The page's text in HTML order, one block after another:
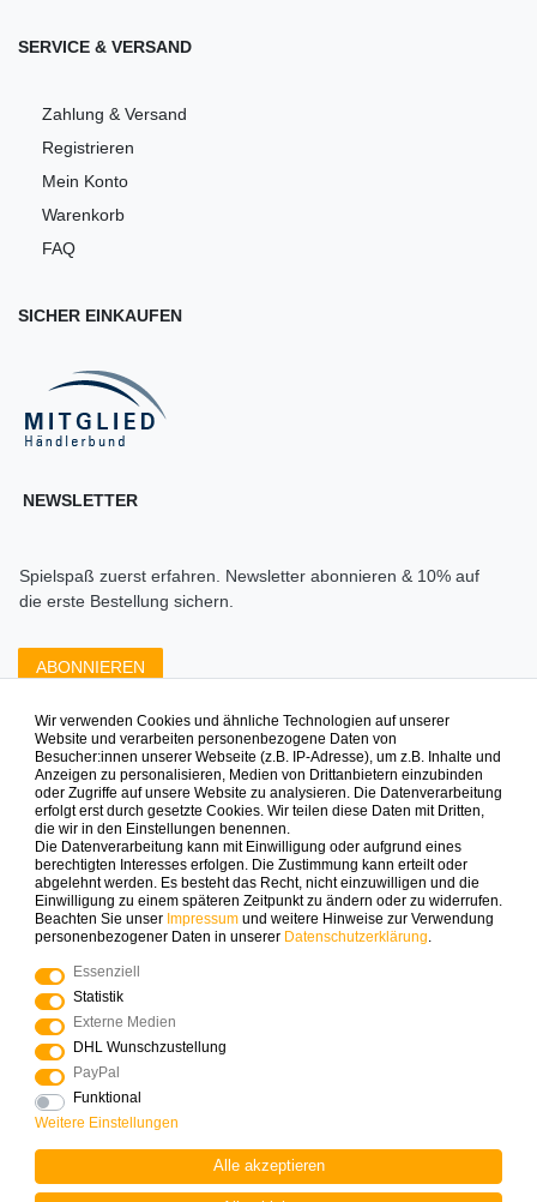
SERVICE & VERSAND
Zahlung & Versand
Registrieren
Mein Konto
Warenkorb
FAQ
SICHER EINKAUFEN
NEWSLETTER
Spielspaß zuerst erfahren. Newsletter abonnieren & 10% auf
die erste Bestellung sichern.
ABONNIEREN
Zahlungsarten die wir anbieten
Mehr Spielinspiration gefällig?
© Copyright 2025 Logoplay-Holzspiele Alle Rechte
vorbehalten
Widerrufs­recht
Wir verwenden Cookies und ähnliche Technologien auf unserer
Website und verarbeiten personenbezogene Daten von
Besucher:innen unserer Webseite (z.B. IP-Adresse), um z.B. Inhalte und
Anzeigen zu personalisieren, Medien von Drittanbietern einzubinden
oder Zugriffe auf unsere Website zu analysieren. Die Datenverarbeitung
erfolgt erst durch gesetzte Cookies. Wir teilen diese Daten mit Dritten,
die wir in den Einstellungen benennen.
Die Datenverarbeitung kann mit Einwilligung oder aufgrund eines
berechtigten Interesses erfolgen. Die Zustimmung kann erteilt oder
abgelehnt werden. Es besteht das Recht, nicht einzuwilligen und die
Einwilligung zu einem späteren Zeitpunkt zu ändern oder zu widerrufen.
Beachten Sie unser Impressum und weitere Hinweise zur Verwendung
personenbezogener Daten in unserer Daten­schutz­erklärung.
Essenziell
Statistik
Externe Medien
DHL Wunschzustellung
PayPal
Funktional
Weitere Einstellungen
Alle akzeptieren